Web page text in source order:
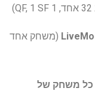
(משחק אחד
כל משחק של